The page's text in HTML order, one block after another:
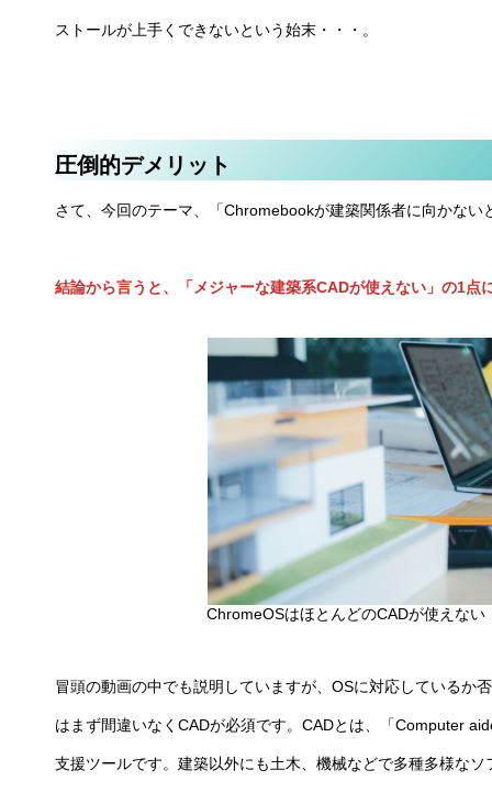
ストールが上手くできないという始末・・・。
圧倒的デメリット
さて、今回のテーマ、「Chromebookが建築関係者に向かな
結論から言うと、「メジャーな建築系CADが使えない」の1点
ChromeOSはほとんどのCADが使えない
冒頭の動画の中でも説明していますが、OSに対応しているか
はまず間違いなくCADが必須です。CADとは、「Computer
支援ツールです。建築以外にも土木、機械などで多種多様なソ